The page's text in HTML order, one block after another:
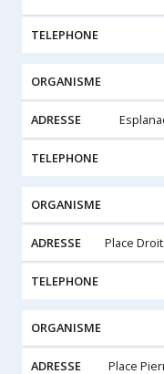
Place
Place